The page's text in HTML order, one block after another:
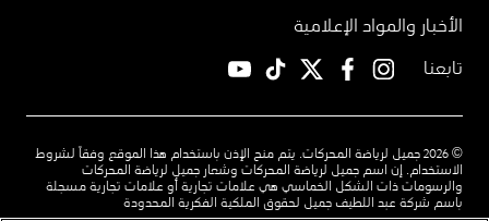
الأخبار والمواد الإعلامية
تابعنا
instagram
facebook
twitter
TikTok
© 2026 جميل لرياضة المحركات. يتم منح الإذن باستخدام هذا الموقع وفقاً لشروط
الاستخدام. إن اسم جميل لرياضة المحركات وشعار جميل لرياضة المحركات
والرسومات ذات الشكل الخماسي هي علامات تجارية أو علامات تجارية مسجلة
باسم شركة عبد اللطيف جميل لحقوق الملكية الفكرية المحدودة